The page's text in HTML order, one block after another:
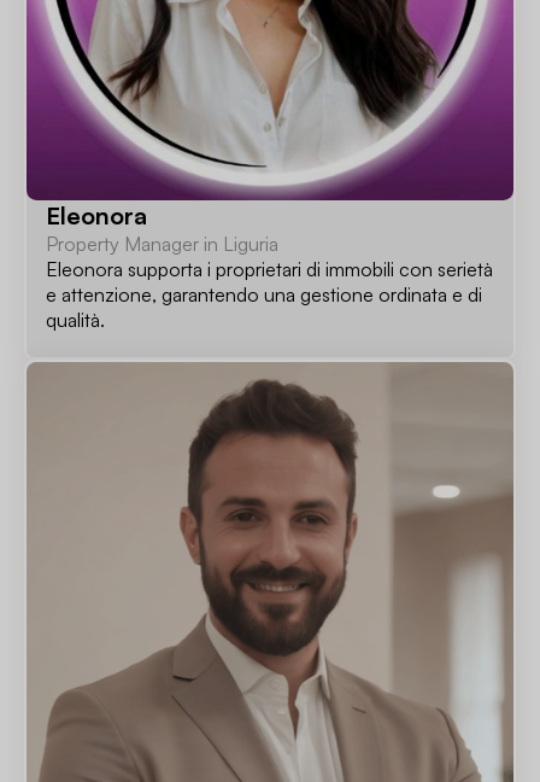
Eleonora
Property Manager in Liguria
Eleonora supporta i proprietari di immobili con serietà
e attenzione, garantendo una gestione ordinata e di
qualità.